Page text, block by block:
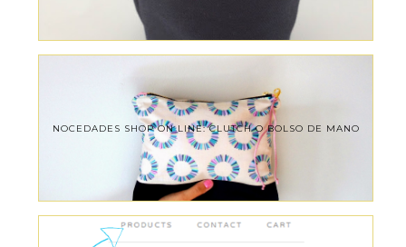
NOCEDADES SHOP ON LINE: CLUTCH O BOLSO DE MANO